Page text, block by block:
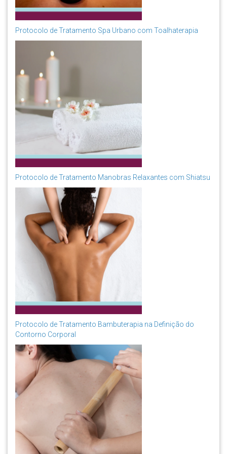
Protocolo de Tratamento Spa Urbano com Toalhaterapia
Protocolo de Tratamento Manobras Relaxantes com Shiatsu
Protocolo de Tratamento Bambuterapia na Definição do
Contorno Corporal